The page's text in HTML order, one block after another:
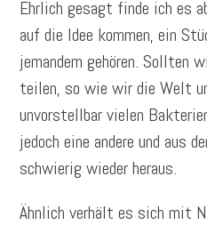
Ehrlich gesagt finde ich es
auf die Idee kommen, ein
jemandem gehören. Sollten
teilen, so wie wir die Welt
unvorstellbar vielen
jedoch eine andere und aus
schwierig wieder heraus.
Ähnlich verhält es sich mit